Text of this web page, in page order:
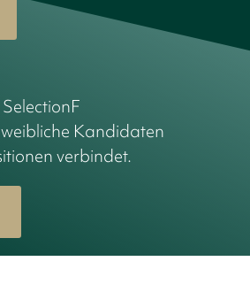
Kandidaten
verbindet.